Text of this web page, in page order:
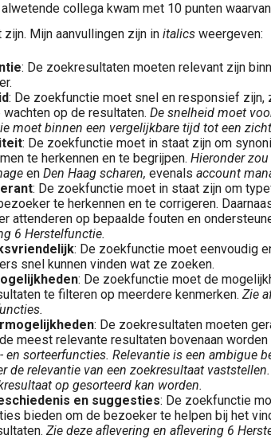
collega kwam met 10 punten
Mijn aanvullingen zijn in italics weergeven:
: De zoekresultaten moeten relevant zijn
: De zoekfunctie moet snel en responsief zijn,
op de resultaten. De snelheid moet
moet binnen een vergelijkbare tijd tot een
: De zoekfunctie moet in staat zijn om
te herkennen en te begrijpen. Hieronder zou
en Den Haag scharen, evenals account
: De zoekfunctie moet in staat zijn om
te herkennen en te corrigeren.
attenderen op bepaalde fouten en
6 Herstelfunctie.
: De zoekfunctie moet eenvoudig
snel kunnen vinden wat ze zoeken.
: De zoekfunctie moet de
te filteren op meerdere kenmerken. Zie
: De zoekresultaten moeten
meest relevante resultaten bovenaan worden
en sorteerfuncties. Relevantie is een ambigue
de relevantie van een zoekresultaat
op gesorteerd kan worden.
en suggesties: De zoekfunctie
bieden om de bezoeker te helpen bij het
Zie deze aflevering en aflevering 6